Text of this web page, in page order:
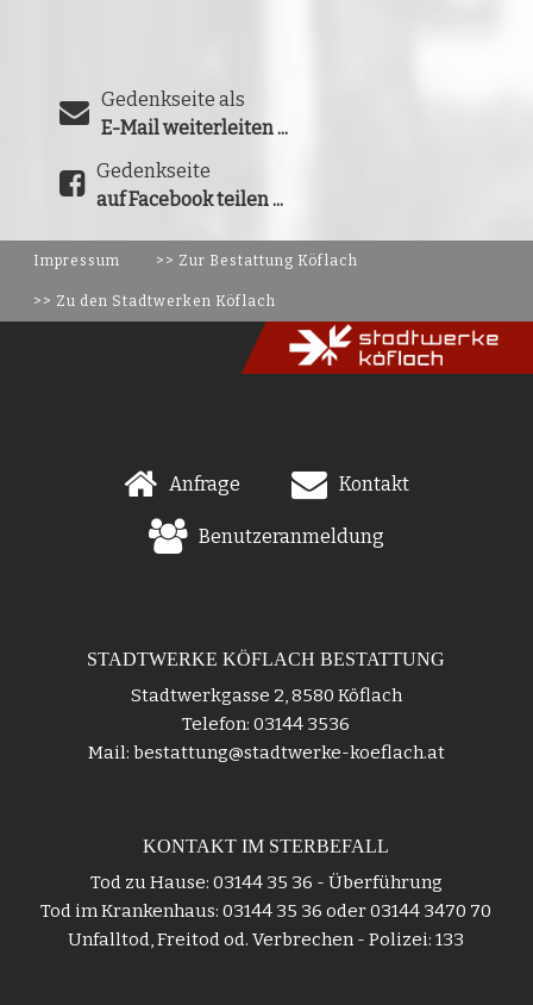
Gedenkseite als
E-Mail weiterleiten ...
Gedenkseite
auf Facebook teilen ...
Impressum >> Zur Bestattung Köflach
>> Zu den Stadtwerken Köflach
Anfrage Kontakt
Benutzeranmeldung
STADTWERKE KÖFLACH BESTATTUNG
Stadtwerkgasse 2, 8580 Köflach
Telefon: 03144 3536
Mail: bestattung@stadtwerke-koeflach.at
KONTAKT IM STERBEFALL
Tod zu Hause: 03144 35 36 - Überführung
Tod im Krankenhaus: 03144 35 36 oder 03144 3470 70
Unfalltod, Freitod od. Verbrechen - Polizei: 133